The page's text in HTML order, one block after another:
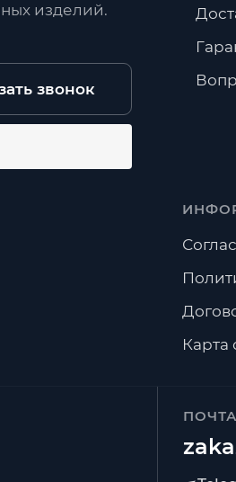
изделий.
звонок
Карта